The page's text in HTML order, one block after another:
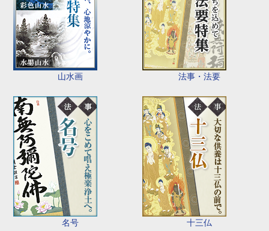
山水画 法事・法要
名号 十三仏